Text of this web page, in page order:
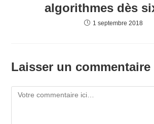
algorithmes dès
1 septembre 2018
Laisser un commentaire